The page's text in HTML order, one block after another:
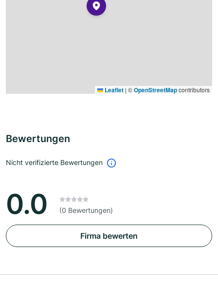
Leaflet | ©OpenStreetMapcontributors
Bewertungen
Nicht verifizierte Bewertungen
0.0 (0 Bewertungen)
Firma bewerten